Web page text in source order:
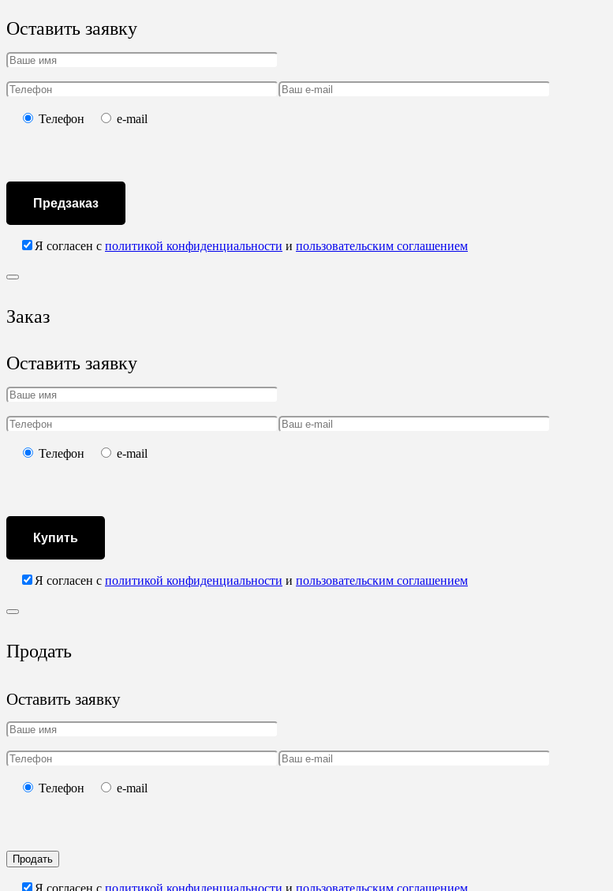
Оставить заявку
Телефон e-mail
Предзаказ
Я согласен с политикой конфиденциальности и пользовательским соглашением
Заказ
Оставить заявку
Телефон e-mail
Купить
Я согласен с политикой конфиденциальности и пользовательским соглашением
Продать
Оставить заявку
Телефон e-mail
Продать
Я согласен с политикой конфиденциальности и пользовательским соглашением